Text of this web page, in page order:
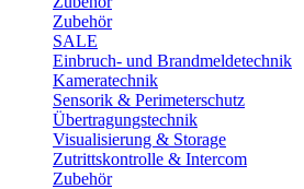
Zubehör
SALE
Einbruch- und Brandmeldetechnik
Kameratechnik
Sensorik & Perimeterschutz
Übertragungstechnik
Visualisierung & Storage
Zutrittskontrolle & Intercom
Zubehör